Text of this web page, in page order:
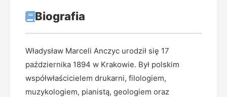
Biografia
Władysław Marceli Anczyc urodził się 17
października 1894 w Krakowie. Był polskim
współwłaścicielem drukarni, filologiem,
muzykologiem, pianistą, geologiem oraz